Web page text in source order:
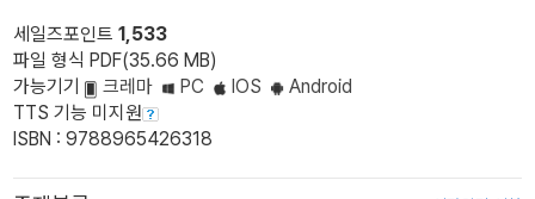
세일즈포인트 1,533
파일 형식 PDF(35.66 MB)
가능기기
크레마 PC IOS
Android
TTS 기능 미지원
ISBN : 9788965426318